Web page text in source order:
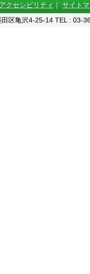
アクセシビリティ ｜ サイト
区亀沢4-25-14 TEL : 03-